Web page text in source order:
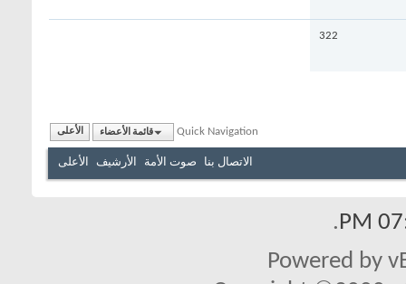
322
Quick Navigation قائمة الأعضاء الأعلى
الاتصال بنا صوت الأمة الأرشيف الأعلى
.
Powered by